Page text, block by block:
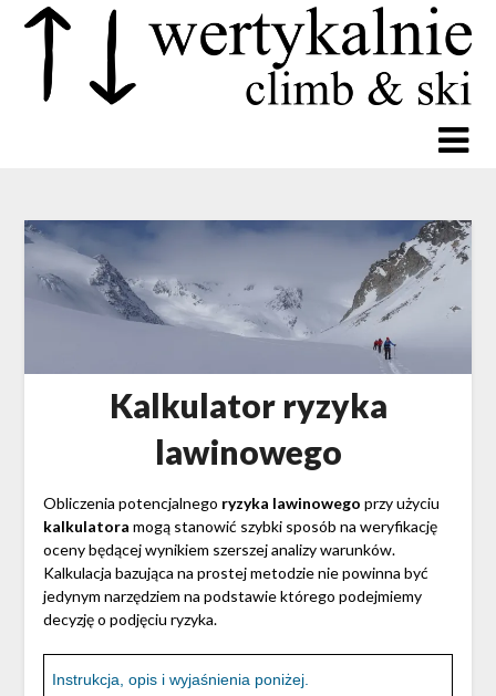
Kalkulator ryzyka
lawinowego
Obliczenia potencjalnego ryzyka lawinowego przy użyciu
kalkulatora mogą stanowić szybki sposób na weryfikację
oceny będącej wynikiem szerszej analizy warunków.
Kalkulacja bazująca na prostej metodzie nie powinna być
jedynym narzędziem na podstawie którego podejmiemy
decyzję o podjęciu ryzyka.
Instrukcja, opis i wyjaśnienia poniżej.